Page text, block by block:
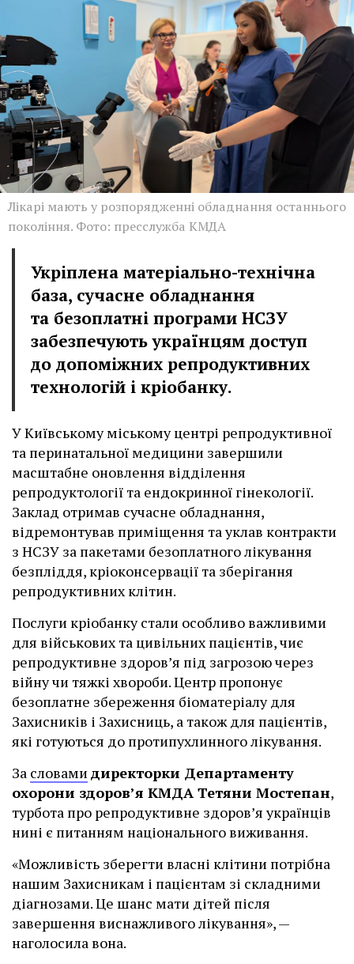
Лікарі мають у розпорядженні обладнання останнього
покоління. Фото: пресслужба КМДА
Укріплена матеріально-технічна
база, сучасне обладнання
та безоплатні програми НСЗУ
забезпечують українцям доступ
до допоміжних репродуктивних
технологій і кріобанку.
У Київському міському центрі репродуктивної
та перинатальної медицини завершили
масштабне оновлення відділення
репродуктології та ендокринної гінекології.
Заклад отримав сучасне обладнання,
відремонтував приміщення та уклав контракти
з НСЗУ за пакетами безоплатного лікування
безпліддя, кріоконсервації та зберігання
репродуктивних клітин.
Послуги кріобанку стали особливо важливими
для військових та цивільних пацієнтів, чиє
репродуктивне здоров’я під загрозою через
війну чи тяжкі хвороби. Центр пропонує
безоплатне збереження біоматеріалу для
Захисників і Захисниць, а також для пацієнтів,
які готуються до протипухлинного лікування.
За словамидиректорки Департаменту
охорони здоров’я КМДА Тетяни Мостепан,
турбота про репродуктивне здоров’я українців
нині є питанням національного виживання.
«Можливість зберегти власні клітини потрібна
нашим Захисникам і пацієнтам зі складними
діагнозами. Це шанс мати дітей після
завершення виснажливого лікування», —
наголосила вона.